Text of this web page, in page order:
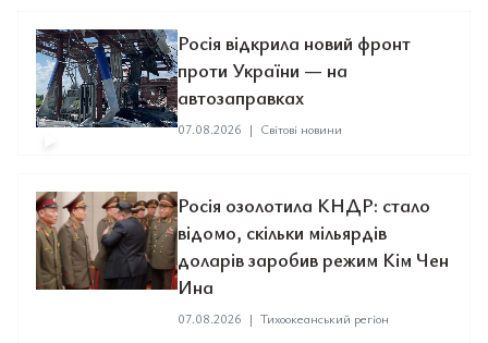
Росія відкрила новий фронт
проти України — на
автозаправках
07.08.2026 | Світові новини
Росія озолотила КНДР: стало
відомо, скільки мільярдів
доларів заробив режим Кім Чен
Ина
07.08.2026 | Тихоокеанський регіон